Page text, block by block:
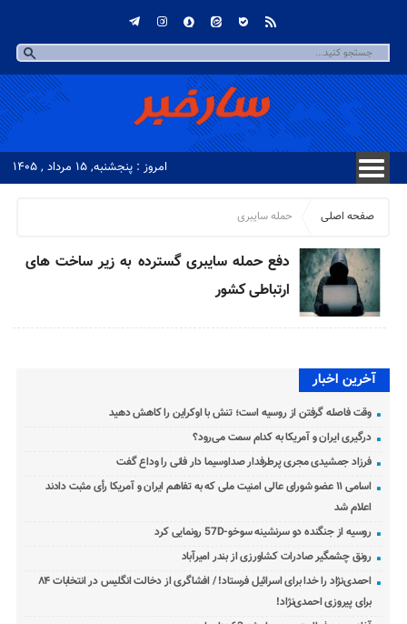
امروز : پنجشنبه, ۱۵ مرداد , ۱۴۰۵
صفحه اصلی حمله سایبری
دفع حمله سایبری گسترده به زیر ساخت های
ارتباطی کشور
آخرین اخبار
وقت فاصله گرفتن از روسیه است؛ تنش با اوکراین را کاهش دهید
درگیری ایران و آمریکا به کدام سمت می‌رود؟
فرزاد جمشیدی مجری پرطرفدار صداوسیما دار فانی را وداع گفت
اسامی ۱۱ عضو شورای عالی امنیت ملی که به تفاهم ایران و آمریکا رأی مثبت دادند
اعلام شد
روسیه از جنگنده دو سرنشینه سوخو-57D رونمایی کرد
رونق چشمگیر صادرات کشاورزی از بندر امیرآباد
احمدی‌نژاد را خدا برای اسرائیل فرستاد! / افشاگری از دخالت انگلیس در انتخابات ۸۴
برای پیروزی احمدی‌نژاد!